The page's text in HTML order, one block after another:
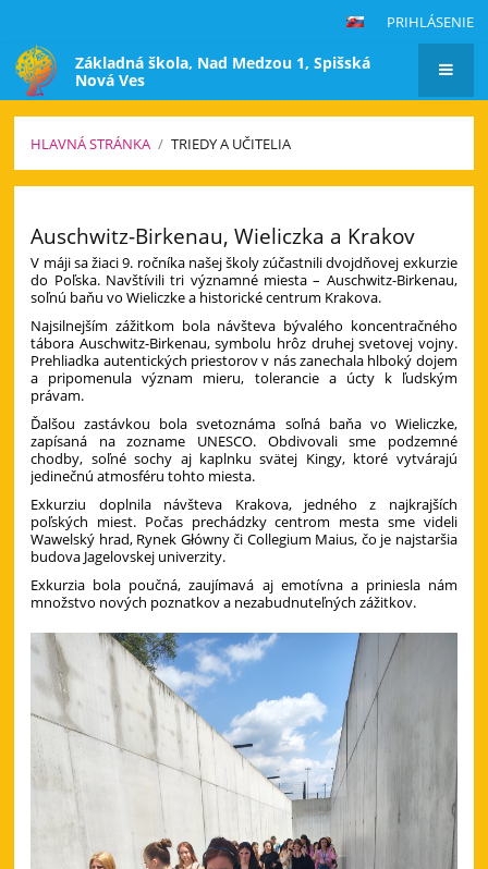
PRIHLÁSENIE
Základná škola, Nad Medzou 1, Spišská
Nová Ves
HLAVNÁ STRÁNKA / TRIEDY A UČITELIA
učitelia
Auschwitz-Birkenau, Wieliczka a Krakov
V máji sa žiaci 9. ročníka našej školy zúčastnili dvojdňovej exkurzie
do Poľska. Navštívili tri významné miesta – Auschwitz-Birkenau,
soľnú baňu vo Wieliczke a historické centrum Krakova.
Najsilnejším zážitkom bola návšteva bývalého koncentračného
tábora Auschwitz-Birkenau, symbolu hrôz druhej svetovej vojny.
Prehliadka autentických priestorov v nás zanechala hlboký dojem
a pripomenula význam mieru, tolerancie a úcty k ľudským
právam.
Ďalšou zastávkou bola svetoznáma soľná baňa vo Wieliczke,
zapísaná na zozname UNESCO. Obdivovali sme podzemné
chodby, soľné sochy aj kaplnku svätej Kingy, ktoré vytvárajú
jedinečnú atmosféru tohto miesta.
Exkurziu doplnila návšteva Krakova, jedného z najkrajších
poľských miest. Počas prechádzky centrom mesta sme videli
Wawelský hrad, Rynek Główny či Collegium Maius, čo je najstaršia
budova Jagelovskej univerzity.
Exkurzia bola poučná, zaujímavá aj emotívna a priniesla nám
množstvo nových poznatkov a nezabudnuteľných zážitkov.